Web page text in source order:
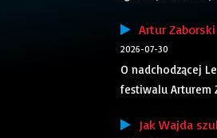
Artur
2026-07-30
O nadchodzącej
festiwalu Arturem
Jak Wajda